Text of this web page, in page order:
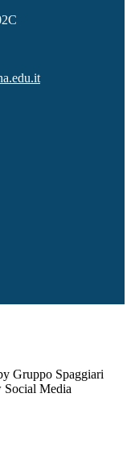
Gruppo Spaggiari
Media